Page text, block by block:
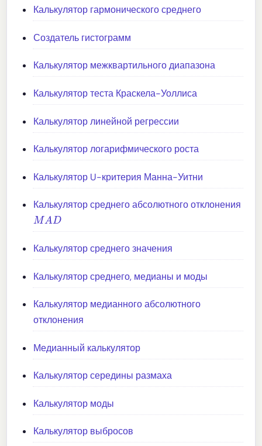
Калькулятор гармонического среднего
Создатель гистограмм
Калькулятор межквартильного диапазона
Калькулятор теста Краскела-Уоллиса
Калькулятор линейной регрессии
Калькулятор логарифмического роста
Калькулятор U-критерия Манна-Уитни
Калькулятор среднего абсолютного отклонения
MAD
Калькулятор среднего значения
Калькулятор среднего, медианы и моды
Калькулятор медианного абсолютного
отклонения
Медианный калькулятор
Калькулятор середины размаха
Калькулятор моды
Калькулятор выбросов